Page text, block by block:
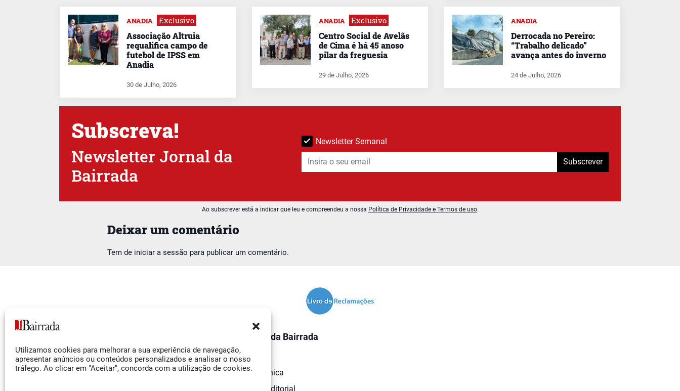
Utilizamos cookies para melhorar a sua experiência de navegação,
apresentar anúncios ou conteúdos personalizados e analisar o nosso
tráfego. Ao clicar em "Aceitar", concorda com a utilização de cookies.
Deixar um comentário
Tem de iniciar a sessão para publicar um comentário.
ANADIA Exclusivo
Associação Altruia
requalifica campo de
futebol de IPSS em
Anadia
30 de Julho, 2026
ANADIA Exclusivo
Centro Social de Avelãs
de Cima é há 45 anoso
pilar da freguesia
29 de Julho, 2026
ANADIA
Derrocada no Pereiro:
“Trabalho delicado”
avança antes do inverno
24 de Julho, 2026
Subscreva!
Newsletter Jornal da
Bairrada
Newsletter Semanal
Subscrever
Ao subscrever está a indicar que leu e compreendeu a nossa Política de Privacidade e Termos de uso.
Facebook
Instagram
O Jornal da Bairrada
Contactos
Ficha Técnica
Estatuto Editorial